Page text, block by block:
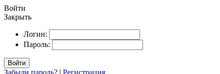
Войти
Закрыть
Логин:
Пароль:
Войти
Забыли пароль? | Регистрация